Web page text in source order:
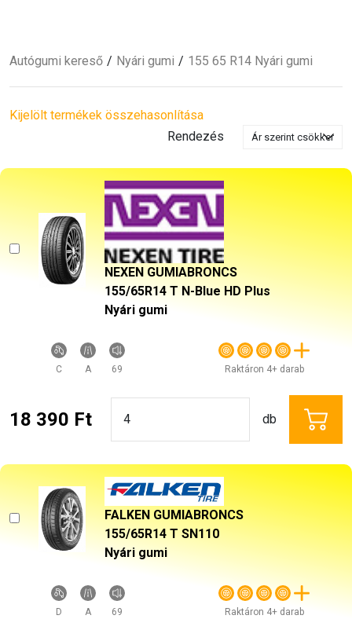
Autógumi kereső Nyári gumi 155 65 R14 Nyári gumi
Kijelölt termékek összehasonlítása
Rendezés
NEXEN GUMIABRONCS
155/65R14 T N-Blue HD Plus
Nyári gumi
C A 69 Raktáron 4+ darab
18 390 Ft db
FALKEN GUMIABRONCS
155/65R14 T SN110
Nyári gumi
D A 69 Raktáron 4+ darab